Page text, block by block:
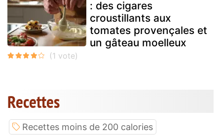
: des cigares
croustillants aux
tomates provençales et
un gâteau moelleux
Recettes
Recettes moins de 200 calories